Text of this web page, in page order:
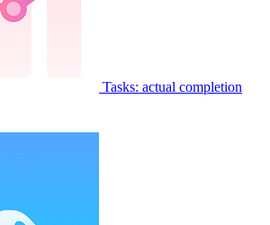
Tasks: actual completion